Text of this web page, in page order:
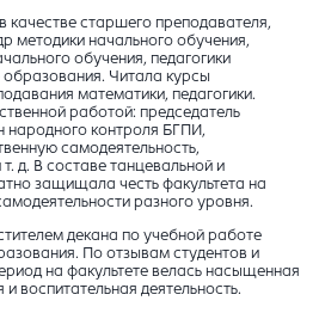
качестве старшего преподавателя,
методики начального обучения,
обучения, педагогики
Читала курсы
математики, педагогики.
работой: председатель
народного контроля БГПИ,
самодеятельность,
д. В составе танцевальной и
защищала честь факультета на
разного уровня.
декана по учебной работе
По отзывам студентов и
на факультете велась насыщенная
воспитательная деятельность.